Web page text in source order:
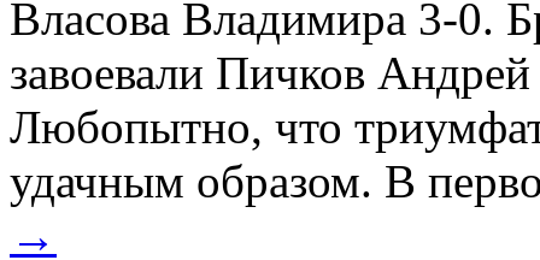
Власова Владимира 3-0.
завоевали Пичков
Любопытно, что
удачным образом. В
→